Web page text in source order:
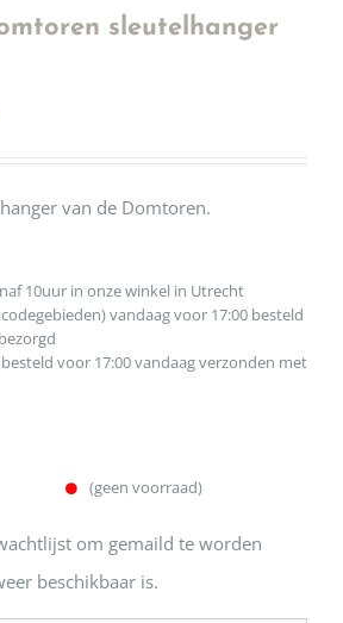
sleutelhanger
van de Domtoren.
10uur in onze winkel in Utrecht
vandaag voor 17:00 besteld
voor 17:00 vandaag verzonden met
(geen voorraad)
om gemaild te worden
beschikbaar is.